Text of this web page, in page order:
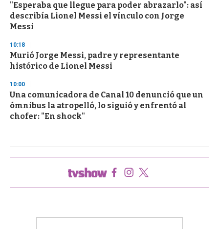
"Esperaba que llegue para poder abrazarlo": así
describía Lionel Messi el vínculo con Jorge
Messi
10:18
Murió Jorge Messi, padre y representante
histórico de Lionel Messi
10:00
Una comunicadora de Canal 10 denunció que un
ómnibus la atropelló, lo siguió y enfrentó al
chofer: "En shock"